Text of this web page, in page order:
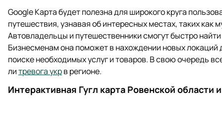
Google Карта будет полезна для широкого круга
путешествия, узнавая об интересных местах, таких как
Автовладельцы и путешественники смогут быстро
Бизнесменам она поможет в нахождении новых
поиске необходимых услуг и товаров. В свою очередь
литревога укрв регионе.
Интерактивная Гугл карта Ровенской области